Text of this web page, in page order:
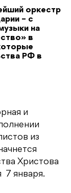
оркестр
– с
на
в
РФ в
и
из
Христова
7 января.